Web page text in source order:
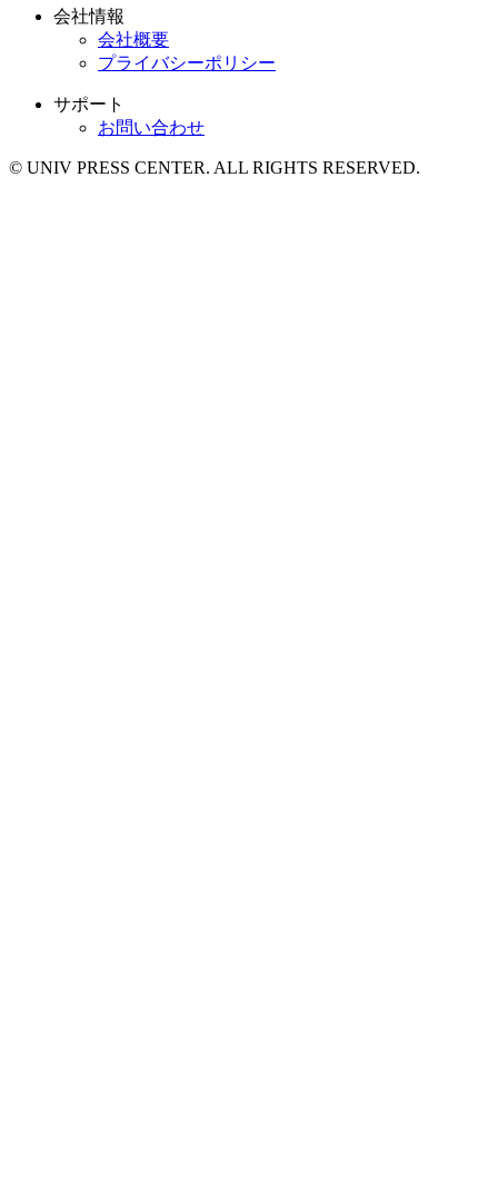
会社情報
会社概要
プライバシーポリシー
サポート
お問い合わせ
© UNIV PRESS CENTER. ALL RIGHTS RESERVED.